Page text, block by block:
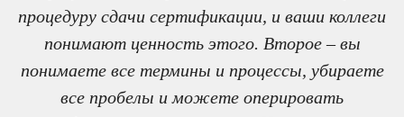
процедуру сдачи сертификации, и ваши коллеги
понимают ценность этого. Второе – вы
понимаете все термины и процессы, убираете
все пробелы и можете оперировать